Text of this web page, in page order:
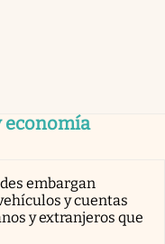
economía
embargan
y cuentas
y extranjeros que